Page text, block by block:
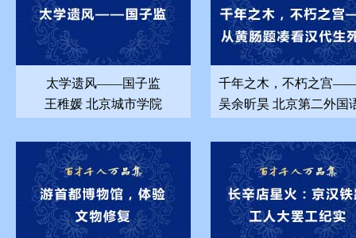
太学遗风——国子监
王稚媛 北京城市学院